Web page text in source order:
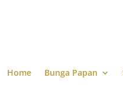
Home Bunga Papan